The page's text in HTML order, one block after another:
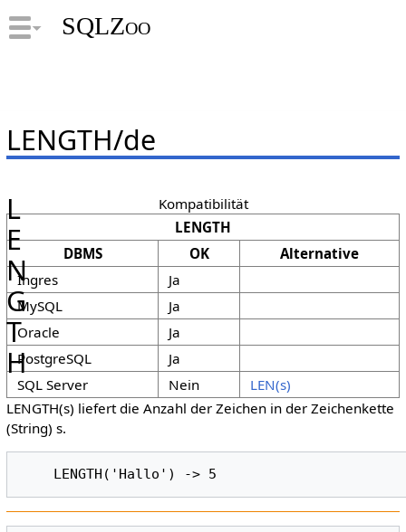
SQLZoo
LENGTH/de
Kompatibilität
LENGTH
DBMS
OK
Alternative
Ingres
Ja
MySQL
Ja
Oracle
Ja
PostgreSQL
Ja
SQL Server
Nein LEN(s)
L
E
N
G
T
H
LENGTH(s) liefert die Anzahl der Zeichen in der Zeichenkette
(String) s.